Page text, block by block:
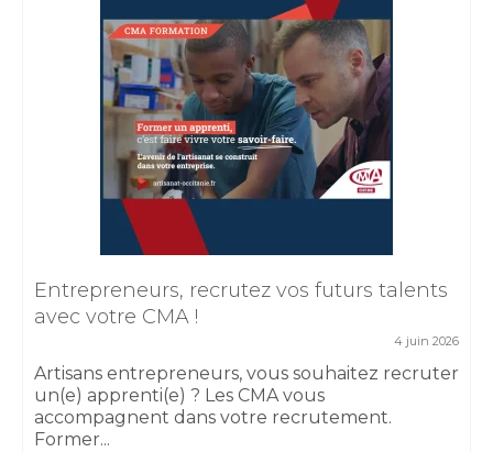
Entrepreneurs, recrutez vos futurs talents
avec votre CMA !
4 juin 2026
Artisans entrepreneurs, vous souhaitez recruter
un(e) apprenti(e) ? Les CMA vous
accompagnent dans votre recrutement.
Former...